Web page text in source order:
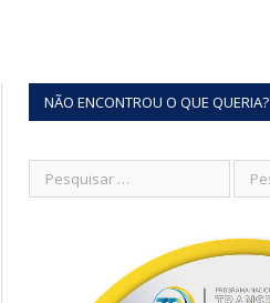
NÃO ENCONTROU O QUE QUERIA?